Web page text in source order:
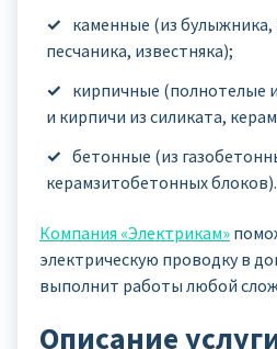
каменные (из булыжника,
песчаника, известняка);
кирпичные (полнотелые
и кирпичи из силиката,
бетонные (из
керамзитобетонных блоков).
Компания «Электрикам»
электрическую проводку в
выполнит работы любой
Описание